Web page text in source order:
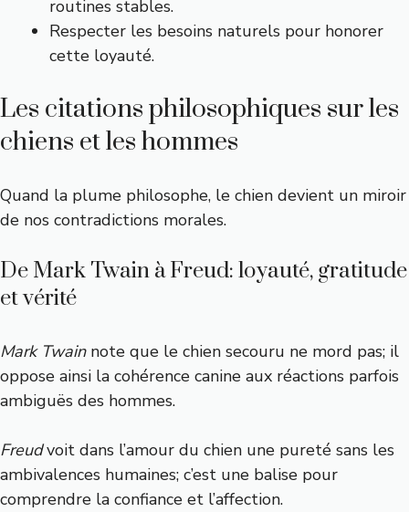
routines stables.
Respecter les besoins naturels pour honorer
cette loyauté.
Les citations philosophiques sur les
chiens et les hommes
Quand la plume philosophe, le chien devient un miroir
de nos contradictions morales.
De Mark Twain à Freud: loyauté, gratitude
et vérité
Mark Twainnote que le chien secouru ne mord pas; il
oppose ainsi la cohérence canine aux réactions parfois
ambiguës des hommes.
Freudvoit dans l’amour du chien une pureté sans les
ambivalences humaines; c’est une balise pour
comprendre la confiance et l’affection.